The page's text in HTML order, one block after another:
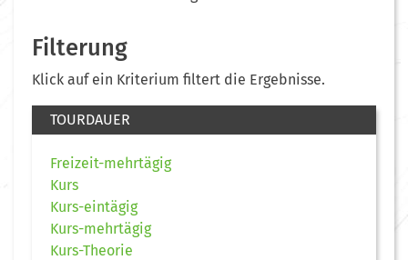
Filterung
Klick auf ein Kriterium filtert die Ergebnisse.
TOURDAUER
Freizeit-mehrtägig
Kurs
Kurs-eintägig
Kurs-mehrtägig
Kurs-Theorie